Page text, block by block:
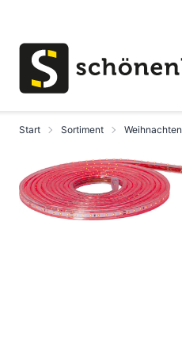
Start Sortiment Weihnachten